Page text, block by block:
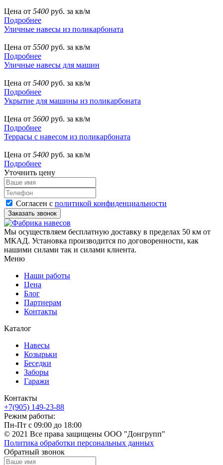
Цена от 5400 руб. за кв/м
Подробнее
Уличные навесы из поликарбоната
Цена от 5500 руб. за кв/м
Подробнее
Уличные навесы для машин
Цена от 5400 руб. за кв/м
Подробнее
Укрытие для машины из поликарбоната
Цена от 5600 руб. за кв/м
Подробнее
Террасы с навесом из поликарбоната
Цена от 5400 руб. за кв/м
Подробнее
Уточнить цену
Согласен с политикой конфиденциальности
Мы осуществляем бесплатную доставку в пределах 50 км от
МКАД. Установка производится по договоренности, как
нашими силами так и силами клиента.
Меню
Наши работы
Цена
Блог
Партнерам
Контакты
Каталог
Навесы
Козырьки
Беседки
Заборы
Гаражи
Контакты
+7(905) 149-23-88
Режим работы:
Пн-Пт с 09:00 до 18:00
© 2021 Все права защищены ООО "Донгрупп"
Политика обработки персональных данных
Обратный звонок